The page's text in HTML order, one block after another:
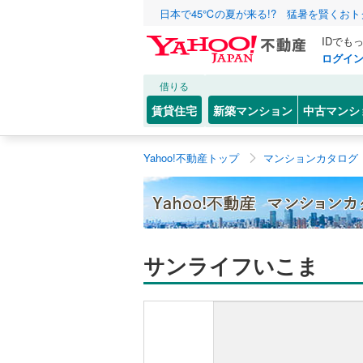
日本で45℃の夏が来る!? 猛暑を賢くおト
IDでも
ログイン
借りる
賃貸住宅 新築マンション 中古マンシ
Yahoo!不動産トップ マンションカタログ
サンライフいこま